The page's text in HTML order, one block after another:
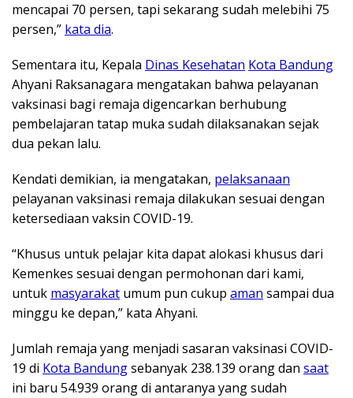
mencapai 70 persen, tapi sekarang sudah melebihi 75
persen,” kata dia.
Sementara itu, Kepala Dinas Kesehatan Kota Bandung
Ahyani Raksanagara mengatakan bahwa pelayanan
vaksinasi bagi remaja digencarkan berhubung
pembelajaran tatap muka sudah dilaksanakan sejak
dua pekan lalu.
Kendati demikian, ia mengatakan, pelaksanaan
pelayanan vaksinasi remaja dilakukan sesuai dengan
ketersediaan vaksin COVID-19.
“Khusus untuk pelajar kita dapat alokasi khusus dari
Kemenkes sesuai dengan permohonan dari kami,
untuk masyarakat umum pun cukup aman sampai dua
minggu ke depan,” kata Ahyani.
Jumlah remaja yang menjadi sasaran vaksinasi COVID-
19 di Kota Bandungsebanyak 238.139 orang dan saat
ini baru 54.939 orang di antaranya yang sudah